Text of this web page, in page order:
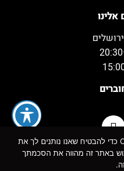
אלינו
המשמח ©
לידיעתך אנו משתמשים בקובצי Cookie כדי להבטיח שאנו נותנים לך את
באתר זה מהווה את הסכמתך